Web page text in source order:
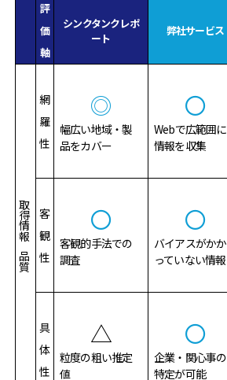
評
価
軸
シンクタンクレポ
ート
弊社サービス
取得情報の品質
網
羅
性
◎
幅広い地域・製
品をカバー
〇
Webで広範囲に
情報を収集
客
観
性
〇
客観的手法での
調査
〇
バイアスがかか
っていない情報
具
体
性
△
粒度の粗い推定
値
〇
企業・関心事の
特定が可能